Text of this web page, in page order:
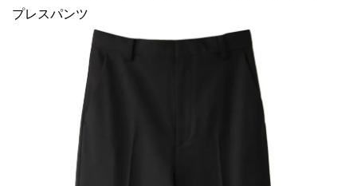
プレスパンツ